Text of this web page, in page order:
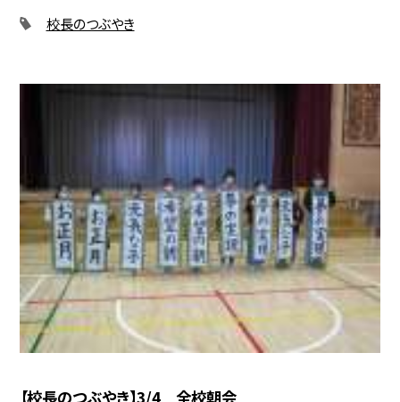
校長のつぶやき
【校長のつぶやき】3/4 全校朝会